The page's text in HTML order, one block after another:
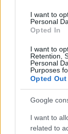
I want to
Personal
Opted In
I want to
Retention,
Personal
Purposes
Opted Out
Google
I want to
related to
Continua
INVESTIMENTI